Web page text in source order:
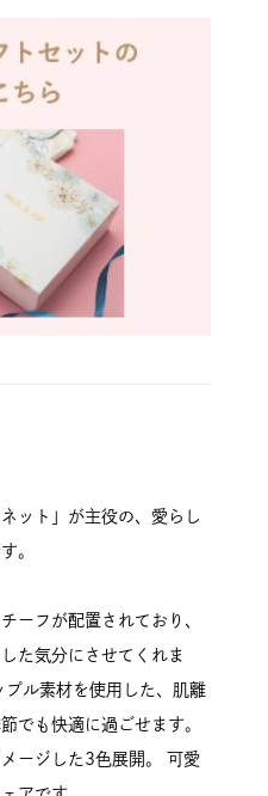
ット」が主役の、愛らし
。
ーフが配置されており、
た気分にさせてくれま
ル素材を使用した、肌離
でも快適に過ごせます。
ージした3色展開。 可愛